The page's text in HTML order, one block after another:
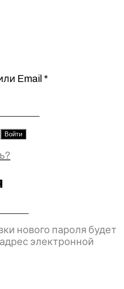
Email *Обязательно
Войти
нового пароля будет
электронной